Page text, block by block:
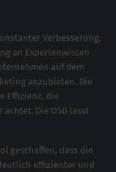
Verbesserung,
an Expertenwissen
auf dem
anzubieten. Die
Effizienz, die
Die OSG lässt
geschaffen, dass die
effizienter und